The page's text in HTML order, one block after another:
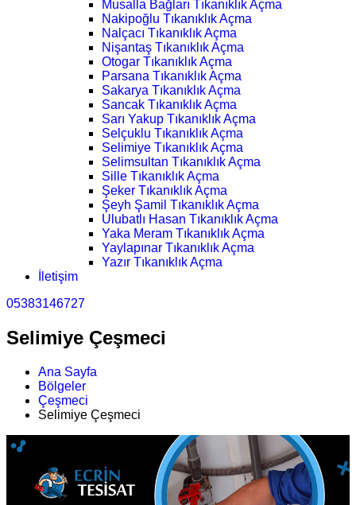
Musalla Bağları Tıkanıklık Açma
Nakipoğlu Tıkanıklık Açma
Nalçacı Tıkanıklık Açma
Nişantaş Tıkanıklık Açma
Otogar Tıkanıklık Açma
Parsana Tıkanıklık Açma
Sakarya Tıkanıklık Açma
Sancak Tıkanıklık Açma
Sarı Yakup Tıkanıklık Açma
Selçuklu Tıkanıklık Açma
Selimiye Tıkanıklık Açma
Selimsultan Tıkanıklık Açma
Sille Tıkanıklık Açma
Şeker Tıkanıklık Açma
Şeyh Şamil Tıkanıklık Açma
Ulubatlı Hasan Tıkanıklık Açma
Yaka Meram Tıkanıklık Açma
Yaylapınar Tıkanıklık Açma
Yazır Tıkanıklık Açma
İletişim
05383146727
Selimiye Çeşmeci
Ana Sayfa
Bölgeler
Çeşmeci
Selimiye Çeşmeci